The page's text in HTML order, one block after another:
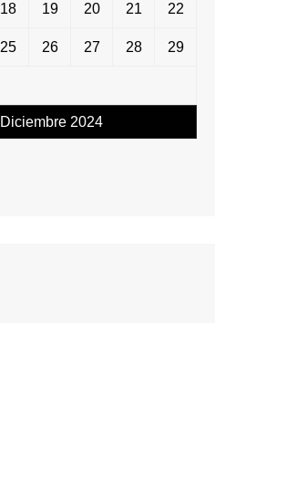
Diciembre 2024
18 19 20 21 22
25 26 27 28 29